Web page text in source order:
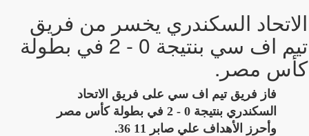
الاتحاد السكندري يخسر من فريق
تيم اف سي بنتيجة 0 - 2 في بطولة
كأس مصر.
فاز فريق تيم اف سي على فريق الاتحاد
السكندري بنتيجة 0 - 2 في بطولة كأس مصر
وأحرز الأهداف علي صابر 11 36.